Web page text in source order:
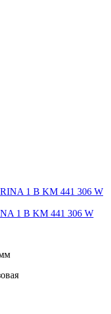
1 B KM 441 306 W